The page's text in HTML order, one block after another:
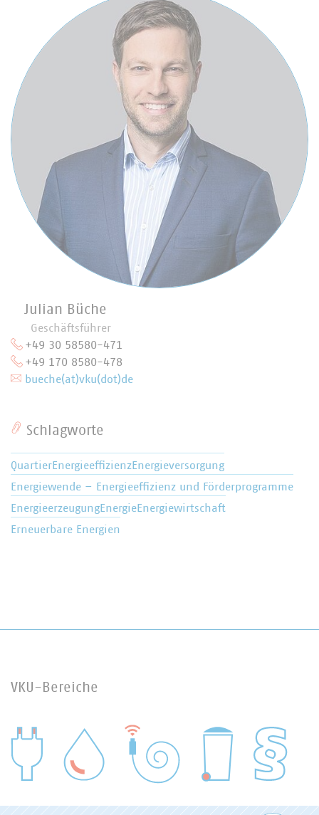
Julian Büche
Geschäftsführer
+49 30 58580-471
+49 170 8580-478
bueche(at)vku(dot)de
Schlagworte
QuartierEnergieeffizienzEnergieversorgung
Energiewende – Energieeffizienz und Förderprogramme
EnergieerzeugungEnergieEnergiewirtschaft
Erneuerbare Energien
VKU-Bereiche
WASSER/ABWASSER